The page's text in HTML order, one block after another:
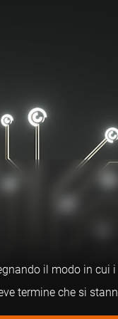
il modo in
termine che si